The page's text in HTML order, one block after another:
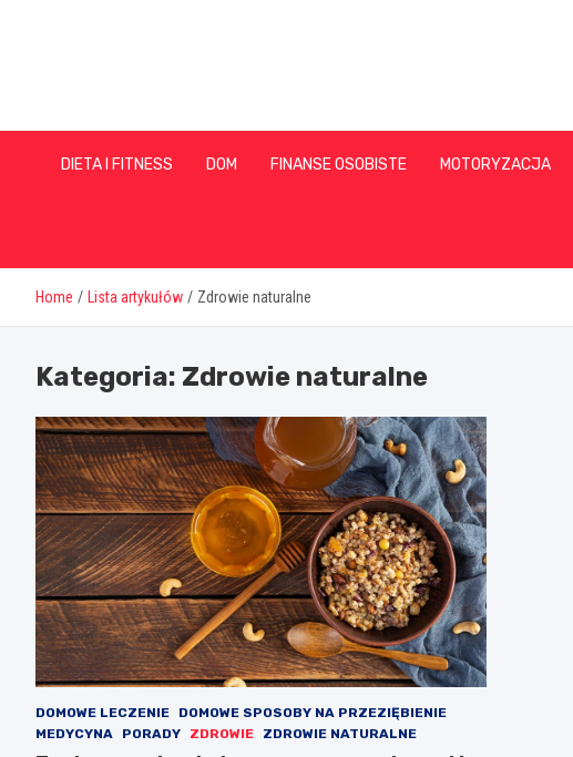
DIETA I FITNESS DOM FINANSE OSOBISTE MOTORYZACJA
Home Lista artykułów Zdrowie naturalne
Kategoria: Zdrowie naturalne
DOMOWE LECZENIE
DOMOWE SPOSOBY NA PRZEZIĘBIENIE
MEDYCYNA
PORADY ZDROWIE ZDROWIE NATURALNE